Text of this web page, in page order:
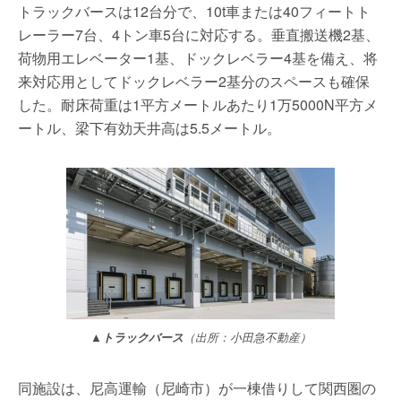
トラックバースは12台分で、10t車または40フィートト
レーラー7台、4トン車5台に対応する。垂直搬送機2基、
荷物用エレベーター1基、ドックレベラー4基を備え、将
来対応用としてドックレベラー2基分のスペースも確保
した。耐床荷重は1平方メートルあたり1万5000N平方メ
ートル、梁下有効天井高は5.5メートル。
▲トラックバース （出所：小田急不動産）
同施設は、尼高運輸（尼崎市）が一棟借りして関西圏の